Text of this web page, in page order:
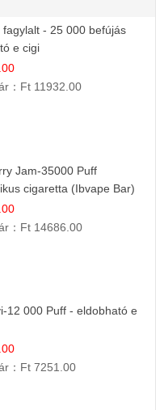
fagylalt - 25 000 befújás
e cigi
： Ft 11932.00
Jam-35000 Puff
cigaretta (Ibvape Bar)
： Ft 14686.00
12 000 Puff - eldobható e
： Ft 7251.00